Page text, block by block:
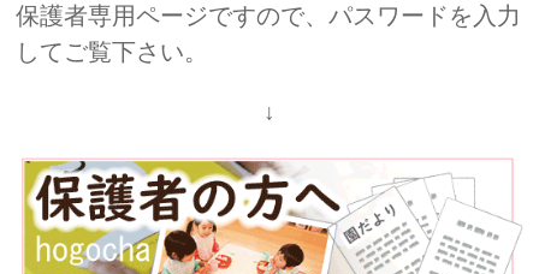
保護者専用ページですので、パスワードを入力
してご覧下さい。
↓